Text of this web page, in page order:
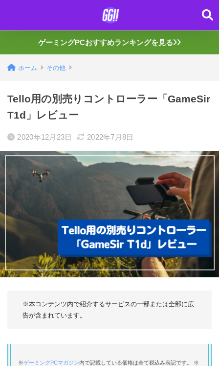
ゲーミングPCおすすめランキングを見る
ホーム その他
Tello用の別売りコントローラー「GameSir
T1d」レビュー
2020年12月23日 2022年7月8日
※本コンテンツ内で紹介するサービスの一部または全部に広
告が含まれています。
※ゲーミングPCマガジン内で記載している価格は全て税込み表記です。 ※